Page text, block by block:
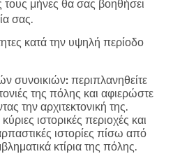
μήνες θα σας βοηθήσει
σας.
κατά την υψηλή περίοδο
συνοικιών: περιπλανηθείτε
της πόλης και αφιερώστε
την αρχιτεκτονική της.
ιστορικές περιοχές και
ιστορίες πίσω από
κτίρια της πόλης.